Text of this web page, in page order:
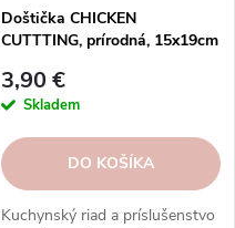
Doštička CHICKEN
CUTTTING, prírodná, 15x19cm
3,90 €
Skladem
DO KOŠÍKA
Kuchynský riad a príslušenstvo